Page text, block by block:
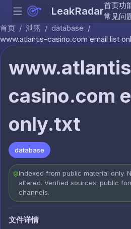
Skip
Menu LeakRadar首页功
常见问
首页 / 泄露 / database /
www.atlantis-casino.com email list
casino.com
only.txt
database
Indexed from public material only.
altered. Verified sources: public
channels.
文件详情